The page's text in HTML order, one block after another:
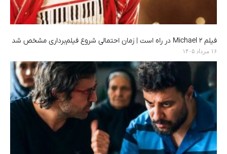
فیلم Michael 2 در راه است | زمان احتمالی شروع فیلم‌برداری مشخص شد
۱۶ مرداد ۱۴۰۵